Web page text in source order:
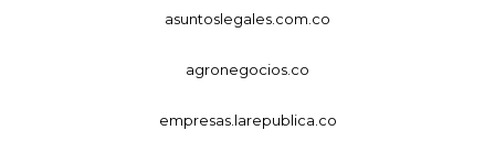
asuntoslegales.com.co
agronegocios.co
empresas.larepublica.co